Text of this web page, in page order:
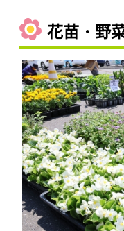
花苗・野